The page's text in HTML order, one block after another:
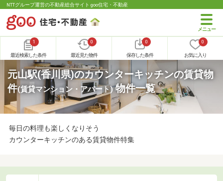
NTTグループ運営の不動産総合サイト goo住宅・不動産
1
最近検索した条件
0
最近見た物件
0
保存した条件
0
お気に入り
元山駅(香川県)のカウンターキッチンの賃貸物
件(賃貸マンション・アパート)物件一覧
毎日の料理も楽しくなりそう
カウンターキッチンのある賃貸物件特集